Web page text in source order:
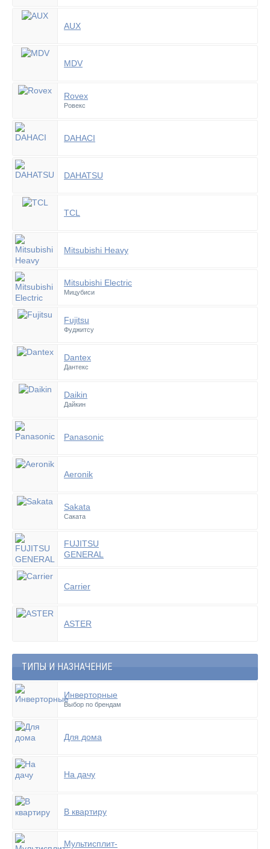
AUX
MDV
Rovex
Ровекс
DAHACI
DAHATSU
TCL
Mitsubishi Heavy
Mitsubishi Electric
Мицубиси
Fujitsu
Фуджитсу
Dantex
Дантекс
Daikin
Дайкин
Panasonic
Aeronik
Sakata
Саката
FUJITSU
GENERAL
Carrier
ASTER
ТИПЫ И НАЗНАЧЕНИЕ
Инверторные
Выбор по брендам
Для дома
На дачу
В квартиру
Мультисплит-